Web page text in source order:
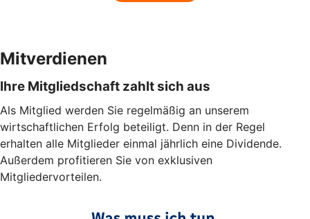
Mitverdienen
Ihre Mitgliedschaft zahlt sich aus
Als Mitglied werden Sie regelmäßig an unserem
wirtschaftlichen Erfolg beteiligt. Denn in der Regel
erhalten alle Mitglieder einmal jährlich eine Dividende.
Außerdem profitieren Sie von exklusiven
Mitgliedervorteilen.